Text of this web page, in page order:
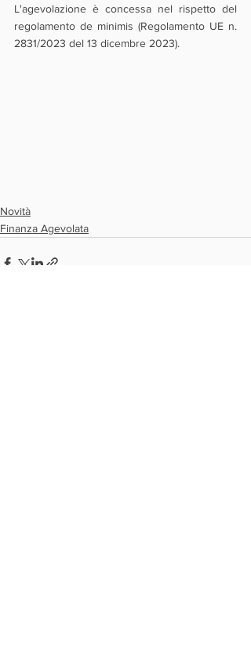
L'agevolazione è concessa nel rispetto del
regolamento de minimis (Regolamento UE n.
2831/2023 del 13 dicembre 2023).
Novità
Finanza Agevolata